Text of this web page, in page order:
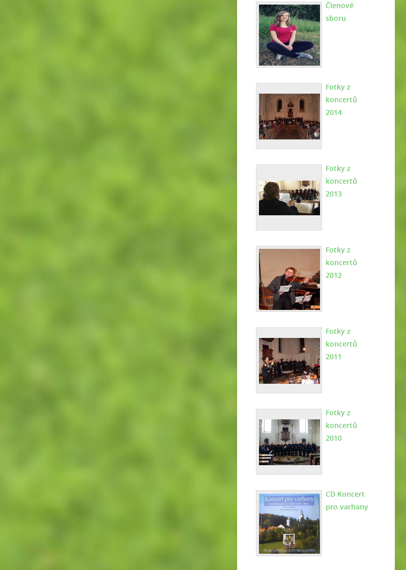
Členové
sboru
Fotky z
koncertů
2014
Fotky z
koncertů
2013
Fotky z
koncertů
2012
Fotky z
koncertů
2011
Fotky z
koncertů
2010
CD Koncert
pro varhany